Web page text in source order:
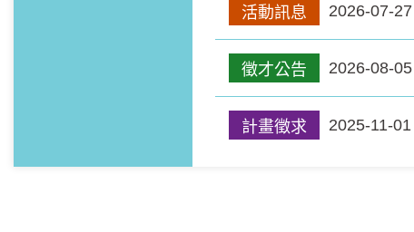
活動訊息 2026-07-27
徵才公告 2026-08-05
計畫徵求 2025-11-01